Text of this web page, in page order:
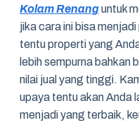
Kolam Renanguntuk
jika cara ini bisa menjadi
tentu properti yang
lebih sempurna bahkan
nilai jual yang tinggi.
upaya tentu akan Anda
menjadi yang terbaik,